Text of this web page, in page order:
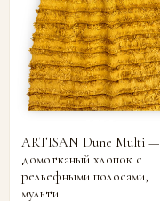
ARTISAN Dune Multi —
домотканый хлопок с
рельефными полосами,
мульти